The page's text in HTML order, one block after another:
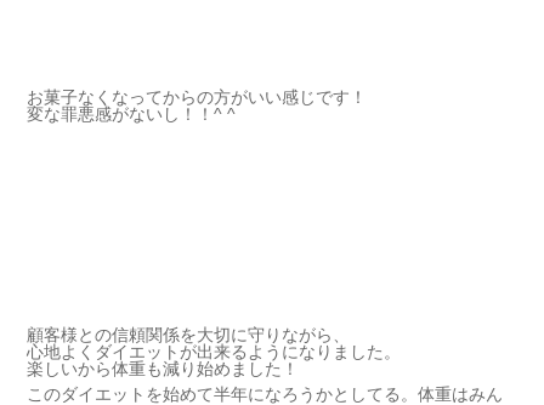
お菓子なくなってからの方がいい感じです！
変な罪悪感がないし！！^ ^
顧客様との信頼関係を大切に守りながら、
心地よくダイエットが出来るようになりました。
楽しいから体重も減り始めました！
このダイエットを始めて半年になろうかとしてる。体重はみん